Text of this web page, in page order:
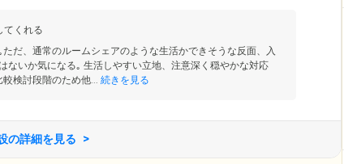
げなくサポートしますので、どうぞご安心ください。
てくれる
だ、通常のルームシェアのような生活かできそうな反面、入
ないか気になる｡ 生活しやすい立地、注意深く穏やかな対応
検討段階のため他...
続きを見る
の詳細を見る